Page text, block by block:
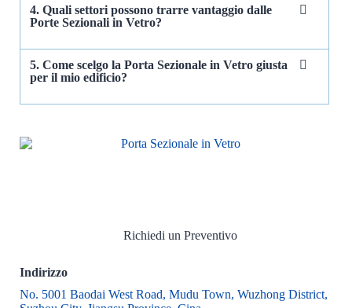
4. Quali settori possono trarre vantaggio dalle
Porte Sezionali in Vetro?
5. Come scelgo la Porta Sezionale in Vetro giusta
per il mio edificio?
Richiedi un Preventivo
Indirizzo
No. 5001 Baodai West Road, Mudu Town, Wuzhong District,